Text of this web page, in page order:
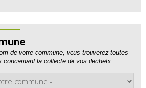
de votre commune, vous trouverez toutes
concernant la collecte de vos déchets.